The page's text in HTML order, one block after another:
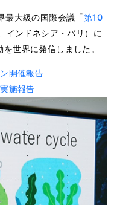
最大級の国際会議「第10
インドネシア・バリ）に
世界に発信しました。
開催報告
施報告